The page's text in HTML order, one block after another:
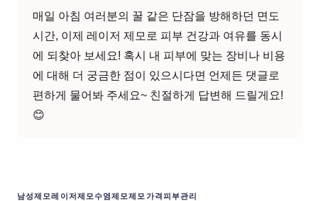
매일 아침 여러분의 꿀 같은 단잠을 방해하던 면도
시간, 이제 레이저 제모로 피부 건강과 여유를 동시
에 되찾아 보세요! 혹시 내 피부에 맞는 장비나 비용
에 대해 더 궁금한 점이 있으시다면 언제든 댓글로
편하게 물어봐 주세요~ 친절하게 답변해 드릴게요!
😊
남성제모레이저제모수염제모제모가격피부관리